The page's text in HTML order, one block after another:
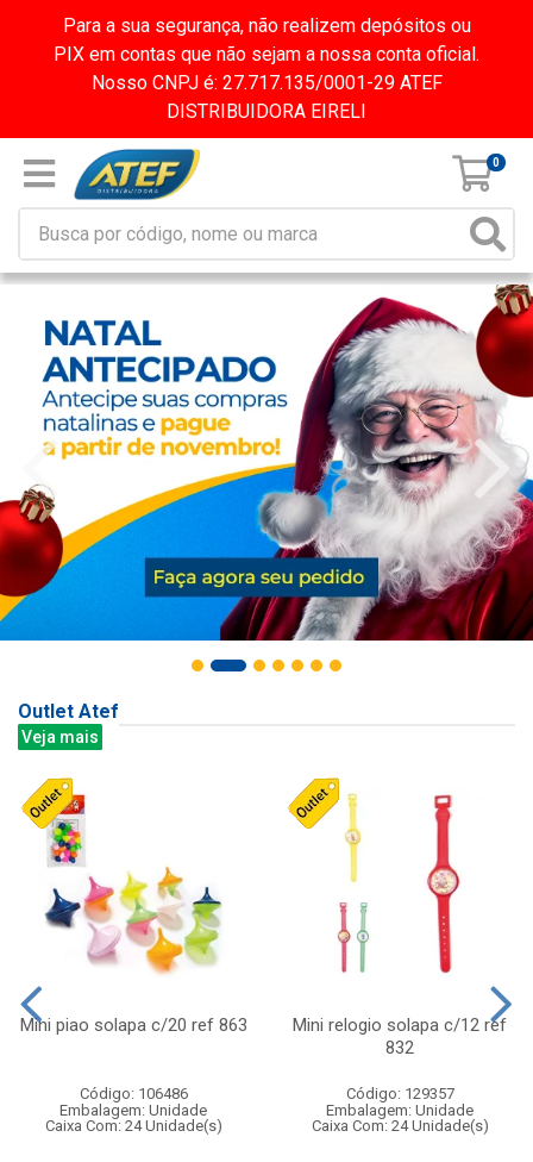
Para a sua segurança, não realizem depósitos ou
PIX em contas que não sejam a nossa conta oficial.
Nosso CNPJ é: 27.717.135/0001-29 ATEF
DISTRIBUIDORA EIRELI
0
Outlet Atef
Veja mais
Mini piao solapa c/20 ref 863
Código: 106486
Embalagem: Unidade
Caixa Com: 24 Unidade(s)
Mini relogio solapa c/12 ref
832
Código: 129357
Embalagem: Unidade
Caixa Com: 24 Unidade(s)